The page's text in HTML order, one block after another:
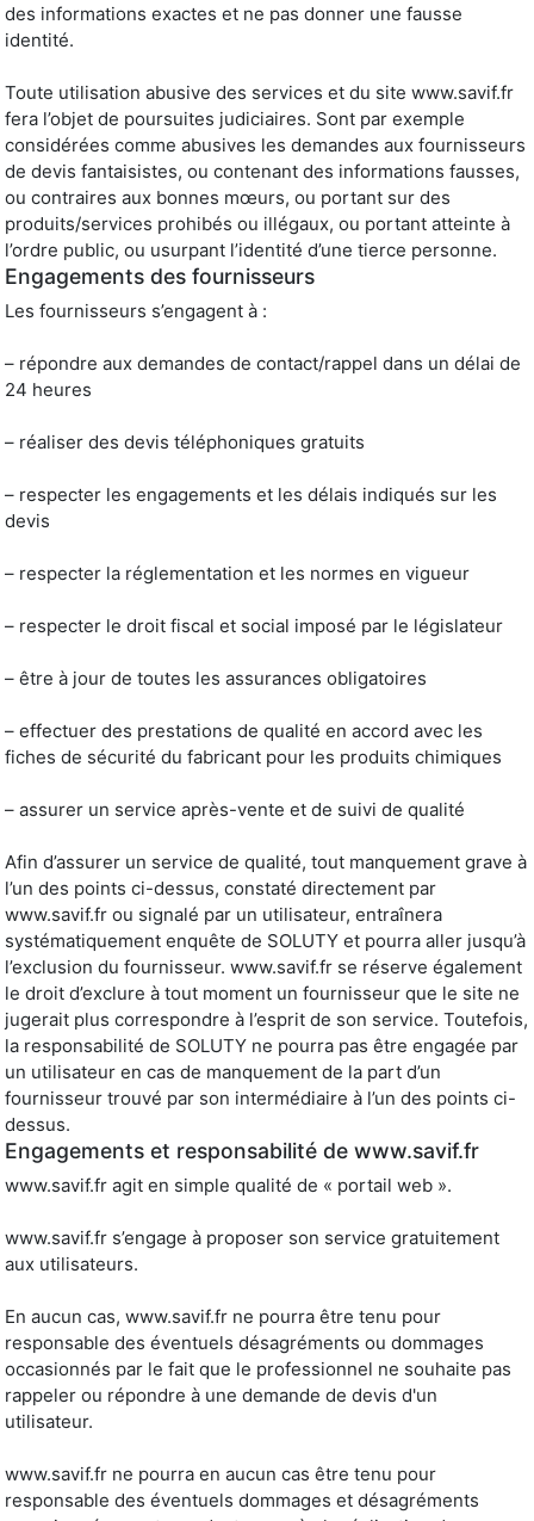
des informations exactes et ne pas donner une fausse
identité.
Toute utilisation abusive des services et du site www.savif.fr
fera l’objet de poursuites judiciaires. Sont par exemple
considérées comme abusives les demandes aux fournisseurs
de devis fantaisistes, ou contenant des informations fausses,
ou contraires aux bonnes mœurs, ou portant sur des
produits/services prohibés ou illégaux, ou portant atteinte à
l’ordre public, ou usurpant l’identité d’une tierce personne.
Engagements des fournisseurs
Les fournisseurs s’engagent à :
– répondre aux demandes de contact/rappel dans un délai de
24 heures
– réaliser des devis téléphoniques gratuits
– respecter les engagements et les délais indiqués sur les
devis
– respecter la réglementation et les normes en vigueur
– respecter le droit fiscal et social imposé par le législateur
– être à jour de toutes les assurances obligatoires
– effectuer des prestations de qualité en accord avec les
fiches de sécurité du fabricant pour les produits chimiques
– assurer un service après-vente et de suivi de qualité
Afin d’assurer un service de qualité, tout manquement grave à
l’un des points ci-dessus, constaté directement par
www.savif.fr ou signalé par un utilisateur, entraînera
systématiquement enquête de SOLUTY et pourra aller jusqu’à
l’exclusion du fournisseur. www.savif.fr se réserve également
le droit d’exclure à tout moment un fournisseur que le site ne
jugerait plus correspondre à l’esprit de son service. Toutefois,
la responsabilité de SOLUTY ne pourra pas être engagée par
un utilisateur en cas de manquement de la part d’un
fournisseur trouvé par son intermédiaire à l’un des points ci-
dessus.
Engagements et responsabilité de www.savif.fr
www.savif.fr agit en simple qualité de « portail web ».
www.savif.fr s’engage à proposer son service gratuitement
aux utilisateurs.
En aucun cas, www.savif.fr ne pourra être tenu pour
responsable des éventuels désagréments ou dommages
occasionnés par le fait que le professionnel ne souhaite pas
rappeler ou répondre à une demande de devis d'un
utilisateur.
www.savif.fr ne pourra en aucun cas être tenu pour
responsable des éventuels dommages et désagréments